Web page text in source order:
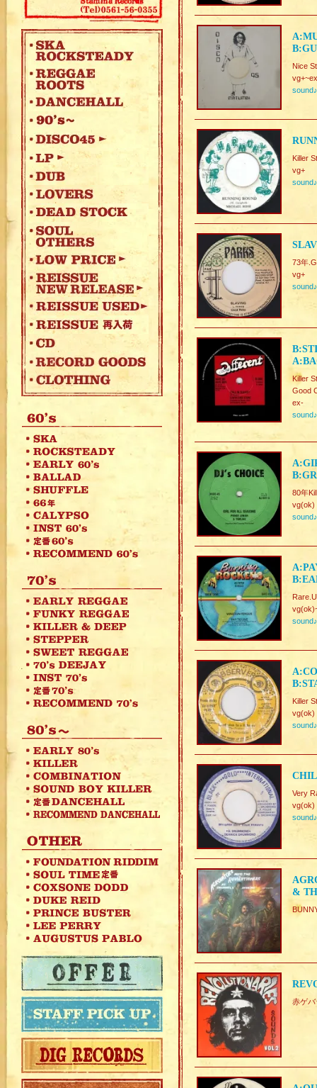
Nice
sound♪
Killer
vg+
sound♪
73年
vg+
sound♪
Killer
Good
ex-
sound♪
80年
vg(ok)
sound♪
sound♪
Killer
vg(ok)
sound♪
Very
vg(ok)
sound♪
&
赤ゲ